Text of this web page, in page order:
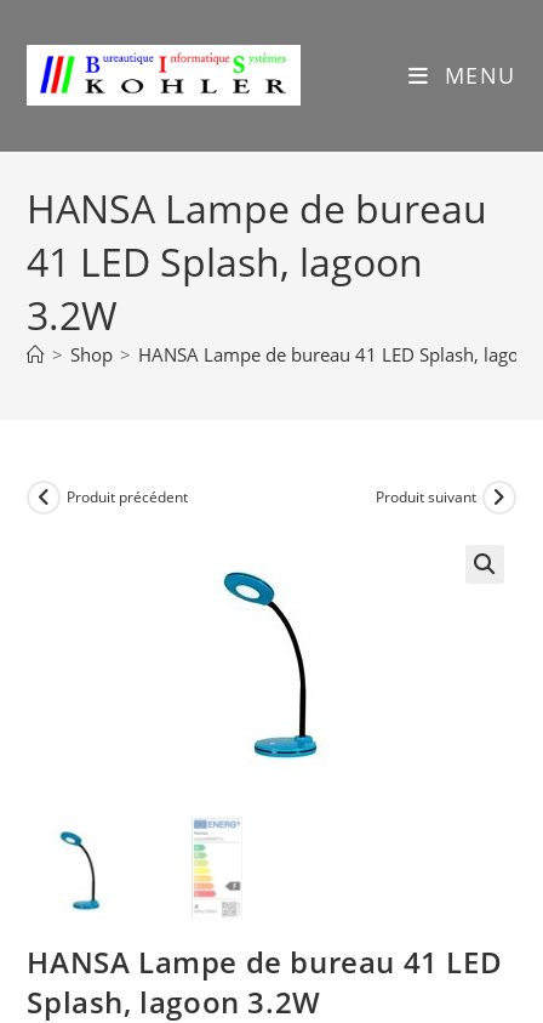
content
MENU
HANSA Lampe de bureau
41 LED Splash, lagoon
3.2W
> Shop > HANSA Lampe de bureau 41 LED Splash,
Produit précédent Produit suivant
HANSA Lampe de bureau 41 LED
Splash, lagoon 3.2W